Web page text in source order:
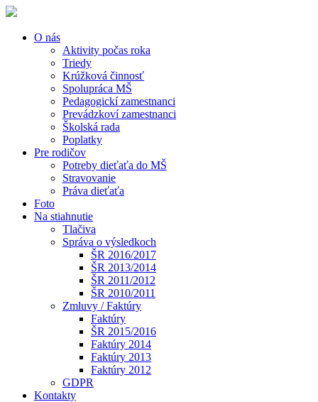
O nás
Aktivity počas roka
Triedy
Krúžková činnosť
Spolupráca MŠ
Pedagogickí zamestnanci
Prevádzkoví zamestnanci
Školská rada
Poplatky
Pre rodičov
Potreby dieťaťa do MŠ
Stravovanie
Práva dieťaťa
Foto
Na stiahnutie
Tlačiva
Správa o výsledkoch
ŠR 2016/2017
ŠR 2013/2014
ŠR 2011/2012
ŠR 2010/2011
Zmluvy / Faktúry
Faktúry
ŠR 2015/2016
Faktúry 2014
Faktúry 2013
Faktúry 2012
GDPR
Kontakty